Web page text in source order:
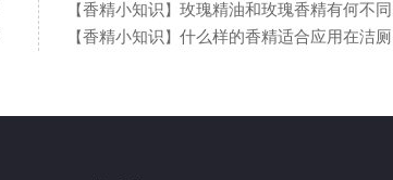
【香精小知识 】 玫瑰精油和玫瑰香精有何不同？香精香料公司—宝士迪来简析
【香精小知识 】 什么样的香精适合应用在洁厕液中？香精香料公司—宝士来普及